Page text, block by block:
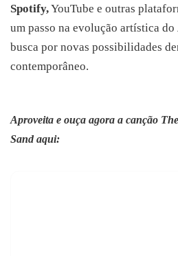
Spotify, YouTube e outras
um passo na evolução artística do
busca por novas possibilidades
contemporâneo.
Aproveita e ouça agora a canção
Sand aqui: